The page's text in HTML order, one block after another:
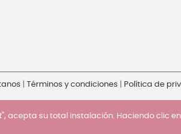
Términos y condiciones Política de
", acepta su total instalación. Haciendo clic en